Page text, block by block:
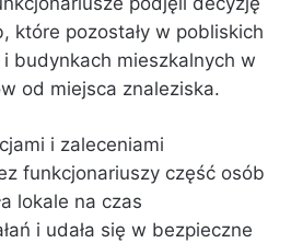
które pozostały w pobliskich
i budynkach mieszkalnych w
od miejsca znaleziska.
i zaleceniami
funkcjonariuszy część osób
lokale na czas
i udała się w bezpieczne